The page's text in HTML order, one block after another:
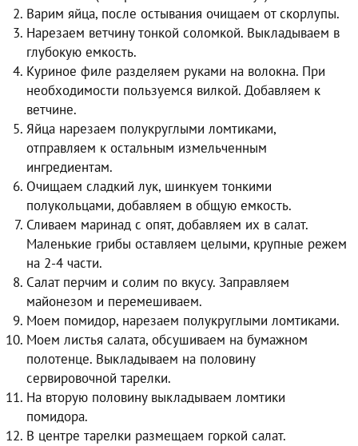
Варим яйца, после остывания очищаем от скорлупы.
Нарезаем ветчину тонкой соломкой. Выкладываем в
глубокую емкость.
Куриное филе разделяем руками на волокна. При
необходимости пользуемся вилкой. Добавляем к
ветчине.
Яйца нарезаем полукруглыми ломтиками,
отправляем к остальным измельченным
ингредиентам.
Очищаем сладкий лук, шинкуем тонкими
полукольцами, добавляем в общую емкость.
Сливаем маринад с опят, добавляем их в салат.
Маленькие грибы оставляем целыми, крупные режем
на 2-4 части.
Салат перчим и солим по вкусу. Заправляем
майонезом и перемешиваем.
Моем помидор, нарезаем полукруглыми ломтиками.
Моем листья салата, обсушиваем на бумажном
полотенце. Выкладываем на половину
сервировочной тарелки.
На вторую половину выкладываем ломтики
помидора.
В центре тарелки размещаем горкой салат.